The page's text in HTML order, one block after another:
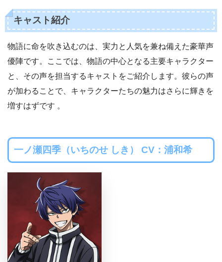
キャスト紹介
物語に命を吹き込むのは、実力と人気を兼ね備えた豪華声
優陣です。ここでは、物語の中心となる主要キャラクター
と、その声を担当するキャストをご紹介します。彼らの声
が加わることで、キャラクターたちの魅力はさらに輝きを
増すはずです 。
一ノ瀬四季（いちのせ しき） CV：浦和希